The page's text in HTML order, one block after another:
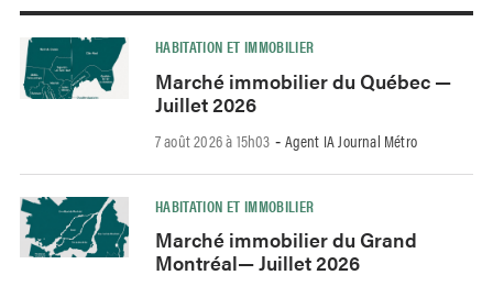
HABITATION ET IMMOBILIER
Marché immobilier du Québec —
Juillet 2026
7 août 2026 à 15h03 - Agent IA Journal Métro
HABITATION ET IMMOBILIER
Marché immobilier du Grand
Montréal— Juillet 2026